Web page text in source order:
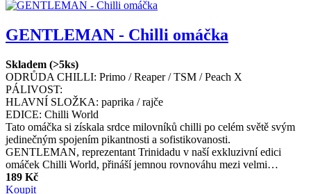
GENTLEMAN - Chilli omáčka
Skladem (>5ks)
ODRŮDA CHILLI: Primo / Reaper / TSM / Peach X
PÁLIVOST:
HLAVNÍ SLOŽKA: paprika / rajče
EDICE: Chilli World
Tato omáčka si získala srdce milovníků chilli po celém světě svým
jedinečným spojením pikantnosti a sofistikovanosti.
GENTLEMAN, reprezentant Trinidadu v naší exkluzivní edici
omáček Chilli World, přináší jemnou rovnováhu mezi velmi…
189 Kč
Koupit